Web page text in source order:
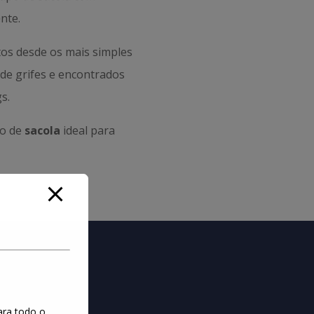
desde os mais simples
grifes e encontrados
de sacola ideal para